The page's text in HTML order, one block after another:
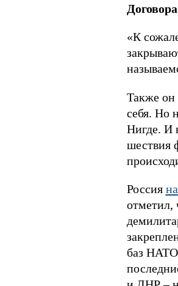
«К
Также он
себя. Но
Нигде. И
шествия
Россия
отметил,
баз